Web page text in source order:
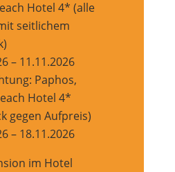
Hotel 4* (alle
seitlichem
– 11.11.2026
Paphos,
Hotel 4*
gegen Aufpreis)
– 18.11.2026
im Hotel